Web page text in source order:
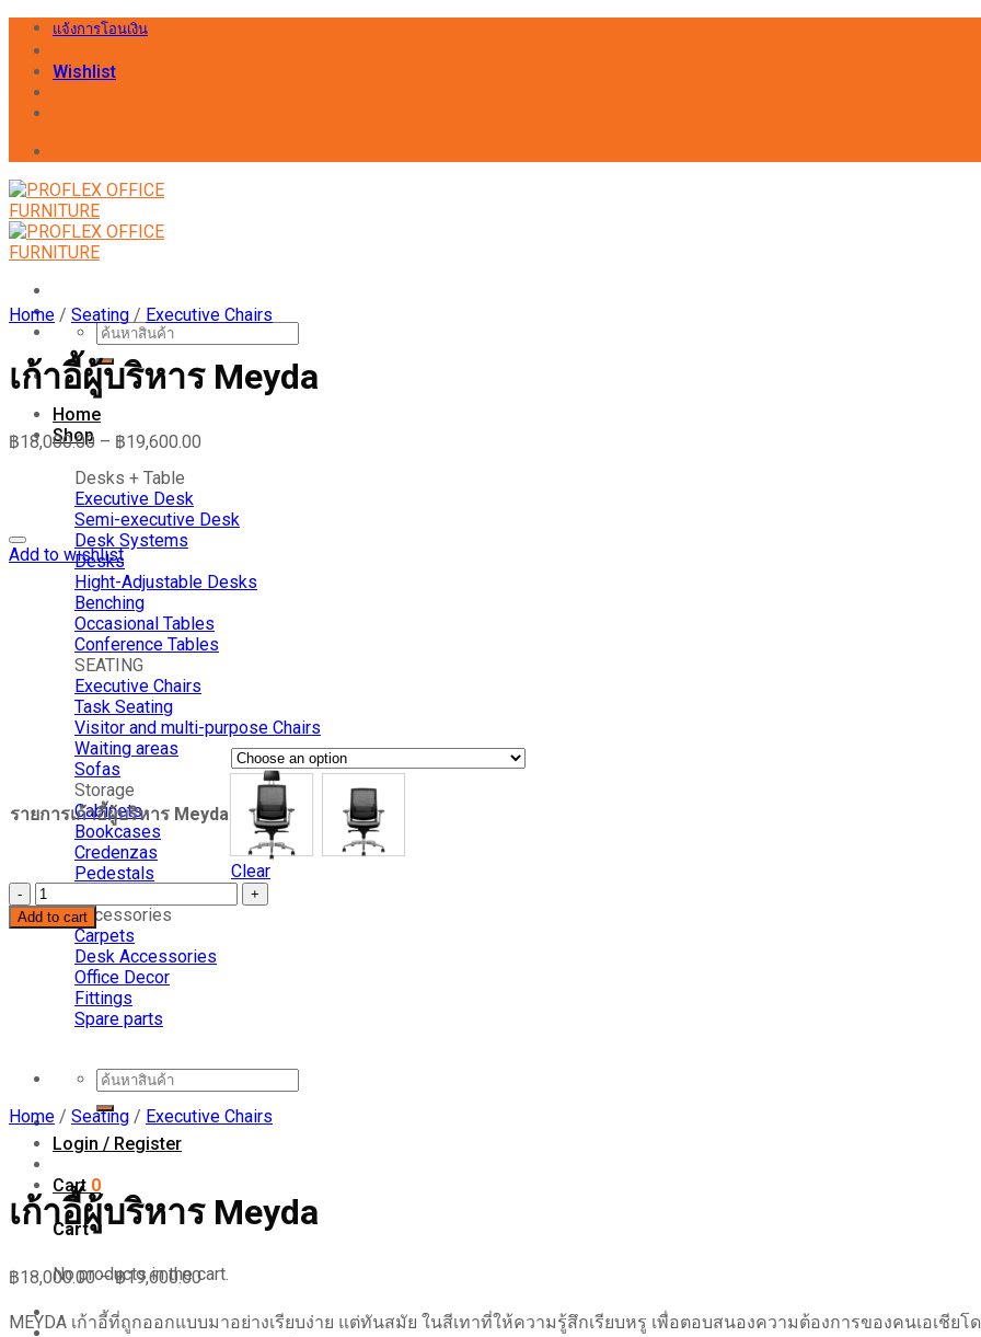
Skip
content
แจ้งการโอนเงิน
Wishlist
Search
for:
Home
Shop
Desks + Table
Executive Desk
Semi-executive Desk
Desk Systems
Desks
Hight-Adjustable Desks
Benching
Occasional Tables
Conference Tables
SEATING
Executive Chairs
Task Seating
Visitor and multi-purpose Chairs
Waiting areas
Sofas
Storage
Cabinets
Bookcases
Credenzas
Pedestals
Accessories
Carpets
Desk Accessories
Office Decor
Fittings
Spare parts
Search
for:
Login / Register
Cart 0
Cart
No products in the cart.
Home / Seating / Executive Chairs
เก้าอี้ผู้บริหาร Meyda
฿18,000.00 – ฿19,600.00
Add to wishlist
รายการเก้าอี้ผู้บริหาร Meyda
Clear
เก้าอี้
ผู้
บริหาร
Meyda
quantity
Add to cart
Home / Seating / Executive Chairs
เก้าอี้ผู้บริหาร Meyda
฿18,000.00–฿19,600.00
MEYDA เก้าอี้ที่ถูกออกแบบมาอย่างเรียบง่าย แต่ทันสมัย ในสีเทาที่ให้ความรู้สึกเรียบหรู เพื่อตอบสนองความต้องการของคนเอเชีย